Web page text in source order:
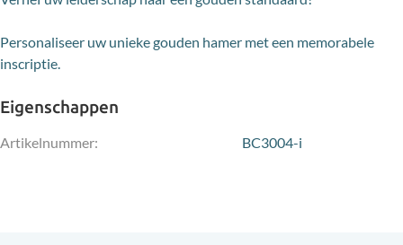
Personaliseer uw unieke gouden hamer met een memorabele
inscriptie.
Eigenschappen
Artikelnummer: BC3004-i